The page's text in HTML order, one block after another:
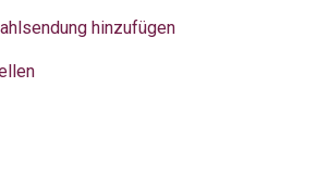
hinzufügen